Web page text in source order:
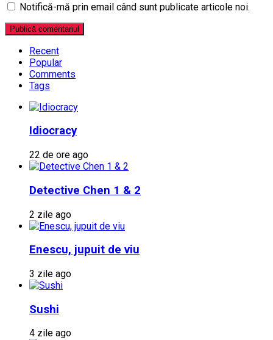
Notifică-mă prin email când sunt publicate articole noi.
Recent
Popular
Comments
Tags
Idiocracy
22 de ore ago
Detective Chen 1 & 2
2 zile ago
Enescu, jupuit de viu
3 zile ago
Sushi
4 zile ago